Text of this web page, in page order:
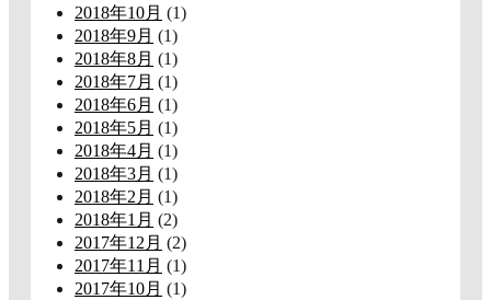
2018年10月 (1)
2018年9月 (1)
2018年8月 (1)
2018年7月 (1)
2018年6月 (1)
2018年5月 (1)
2018年4月 (1)
2018年3月 (1)
2018年2月 (1)
2018年1月 (2)
2017年12月 (2)
2017年11月 (1)
2017年10月 (1)